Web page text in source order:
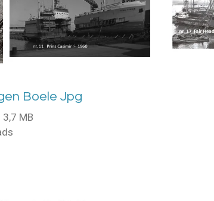
Boele Jpg
MB